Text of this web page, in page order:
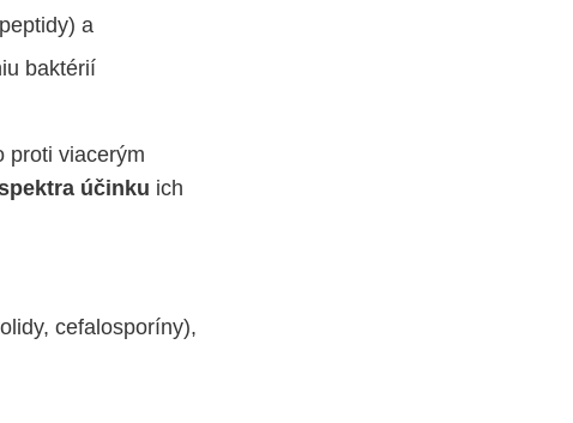
a
baktérií
proti viacerým
účinku ich
cefalosporíny),